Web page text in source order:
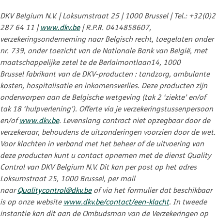
DKV Belgium N.V. | Loksumstraat 25 | 1000 Brussel | Tel.: +32(0)2
287 64 11 |www.dkv.be| R.P.R. 0414858607,
verzekeringsonderneming naar Belgisch recht, toegelaten onder
nr. 739, onder toezicht van de Nationale Bank van België, met
maatschappelijke zetel te de Berlaimontlaan14, 1000
Brussel fabrikant van de DKV-producten : tandzorg, ambulante
kosten, hospitalisatie en inkomensverlies. Deze producten zijn
onderworpen aan de Belgische wetgeving (tak 2 ‘ziekte’ en/of
tak 18 ‘hulpverlening’). Offerte via je verzekeringstussenpersoon
en/ofwww.dkv.be. Levenslang contract niet opzegbaar door de
verzekeraar, behoudens de uitzonderingen voorzien door de wet.
Voor klachten in verband met het beheer of de uitvoering van
deze producten kunt u contact opnemen met de dienst Quality
Control van DKV Belgium N.V. Dit kan per post op het adres
Loksumstraat 25, 1000 Brussel, per mail
naarQualitycontrol@dkv.beof via het formulier dat beschikbaar
is op onze website www.dkv.be/contact/een-klacht. In tweede
instantie kan dit aan de Ombudsman van de Verzekeringen op